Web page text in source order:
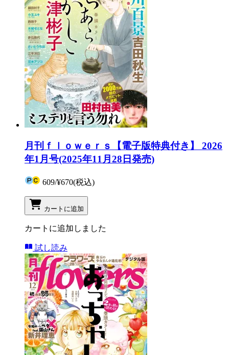
月刊ｆｌｏｗｅｒｓ【電子版特典付き】 2026
年1月号(2025年11月28日発売)
609/¥670(税込)
カートに追加
カートに追加しました
試し読み